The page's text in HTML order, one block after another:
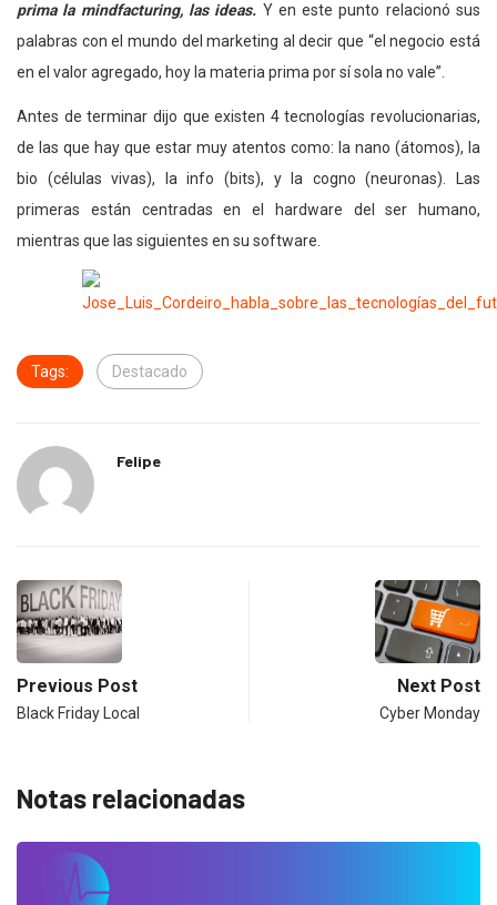
prima la mindfacturing, las ideas. Y en este punto relacionó sus
palabras con el mundo del marketing al decir que “el negocio está
en el valor agregado, hoy la materia prima por sí sola no vale”.
Antes de terminar dijo que existen 4 tecnologías revolucionarias,
de las que hay que estar muy atentos como: la nano (átomos), la
bio (células vivas), la info (bits), y la cogno (neuronas). Las
primeras están centradas en el hardware del ser humano,
mientras que las siguientes en su software.
Tags: Destacado
Felipe
Previous Post
Black Friday Local
Next Post
Cyber Monday
Notas relacionadas